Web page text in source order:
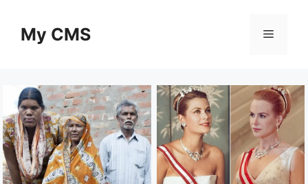
contentMy CMS Menu